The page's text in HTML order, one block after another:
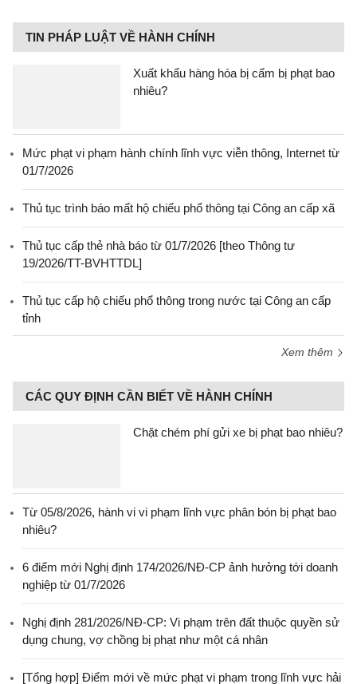
TIN PHÁP LUẬT VỀ HÀNH CHÍNH
Xuất khẩu hàng hóa bị cấm bị phạt bao
nhiêu?
Mức phạt vi phạm hành chính lĩnh vực viễn thông, Internet từ
01/7/2026
Thủ tục trình báo mất hộ chiếu phổ thông tại Công an cấp xã
Thủ tục cấp thẻ nhà báo từ 01/7/2026 [theo Thông tư
19/2026/TT-BVHTTDL]
Thủ tục cấp hộ chiếu phổ thông trong nước tại Công an cấp
tỉnh
Xem thêm
CÁC QUY ĐỊNH CẦN BIẾT VỀ HÀNH CHÍNH
Chặt chém phí gửi xe bị phạt bao nhiêu?
Từ 05/8/2026, hành vi vi phạm lĩnh vực phân bón bị phạt bao
nhiêu?
6 điểm mới Nghị định 174/2026/NĐ-CP ảnh hưởng tới doanh
nghiệp từ 01/7/2026
Nghị định 281/2026/NĐ-CP: Vi phạm trên đất thuộc quyền sử
dụng chung, vợ chồng bị phạt như một cá nhân
[Tổng hợp] Điểm mới về mức phạt vi phạm trong lĩnh vực hải